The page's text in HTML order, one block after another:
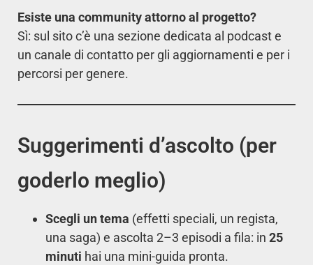
Esiste una community attorno al progetto?
Sì: sul sito c’è una sezione dedicata al podcast e
un canale di contatto per gli aggiornamenti e per i
percorsi per genere.
Suggerimenti d’ascolto (per
goderlo meglio)
Scegli un tema (effetti speciali, un regista,
una saga) e ascolta 2–3 episodi a fila: in 25
minuti hai una mini-guida pronta.